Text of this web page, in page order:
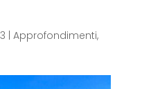
Approfondimenti,